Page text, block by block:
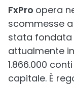
FxPro opera
scommesse
stata fondata
attualmente
1.866.000
capitale. È